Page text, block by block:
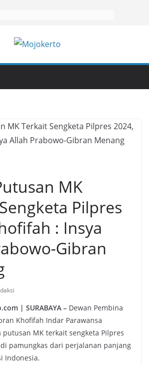
MK
Pilpres
: Insya
Gibran
| SURABAYA – Dewan Pembina
Khofifah Indar Parawansa
MK terkait sengketa Pilpres
pamungkas dari perjalanan panjang
Indonesia.